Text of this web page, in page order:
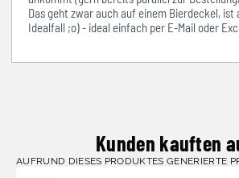
Das geht zwar auch auf einem Bierdeckel, ist
Idealfall ;o) - ideal einfach per E-Mail oder
Kunden kauften
AUFRUND DIESES PRODUKTES GENERIERTE